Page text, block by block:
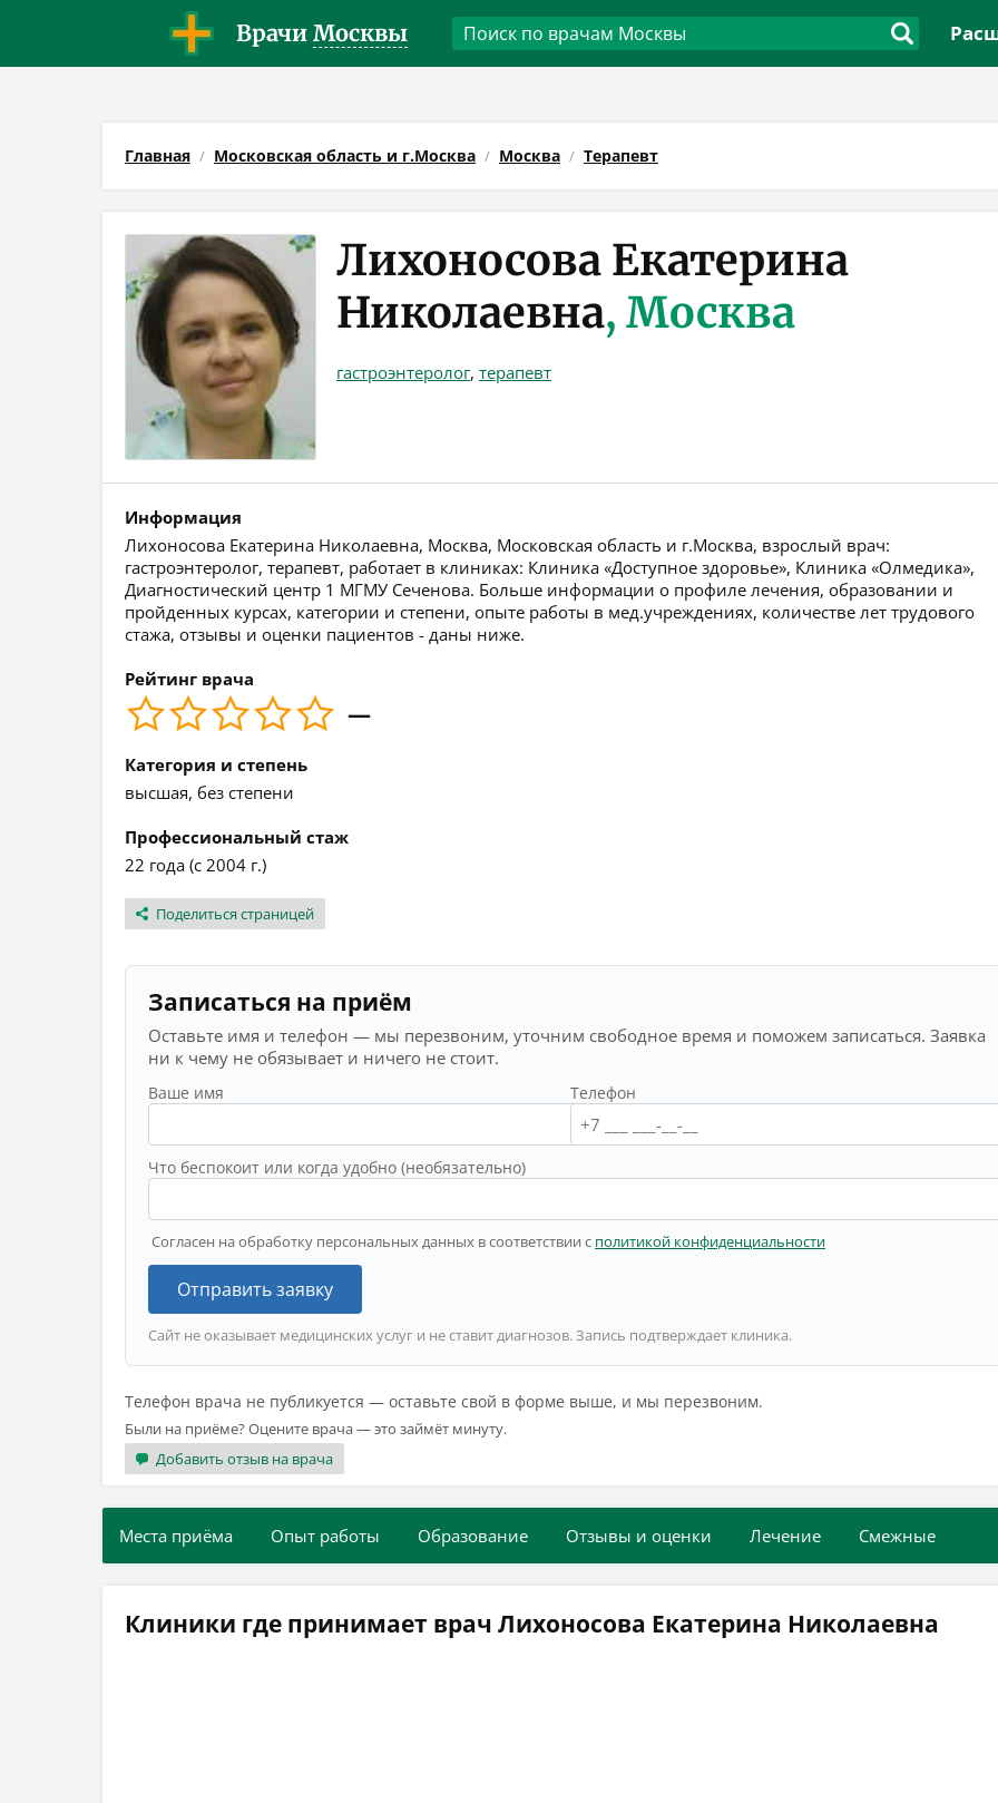
Врачи Москвы
Главная Московская область и г.Москва Москва Терапевт
Лихоносова Екатерина
Николаевна, Москва
гастроэнтеролог, терапевт
Информация
Лихоносова Екатерина Николаевна, Москва, Московская область и г.Москва, взрослый врач:
гастроэнтеролог, терапевт, работает в клиниках: Клиника «Доступное здоровье», Клиника «Олмедика»,
Диагностический центр 1 МГМУ Сеченова. Больше информации о профиле лечения, образовании и
пройденных курсах, категории и степени, опыте работы в мед.учреждениях, количестве лет трудового
стажа, отзывы и оценки пациентов - даны ниже.
Рейтинг врача
—
Категория и степень
высшая, без степени
Профессиональный стаж
22 года (с 2004 г.)
Поделиться страницей
Записаться на приём
Оставьте имя и телефон — мы перезвоним, уточним свободное время и поможем записаться. Заявка
ни к чему не обязывает и ничего не стоит.
Ваше имя Телефон
Что беспокоит или когда удобно (необязательно)
Согласен на обработку персональных данных в соответствии с политикой конфиденциальности
Отправить заявку
Сайт не оказывает медицинских услуг и не ставит диагнозов. Запись подтверждает клиника.
Телефон врача не публикуется — оставьте свой в форме выше, и мы перезвоним.
Были на приёме? Оцените врача — это займёт минуту.
Добавить отзыв на врача
Места приёма Опыт работы Образование Отзывы и оценки Лечение Смежные
Клиники где принимает врач Лихоносова Екатерина Николаевна